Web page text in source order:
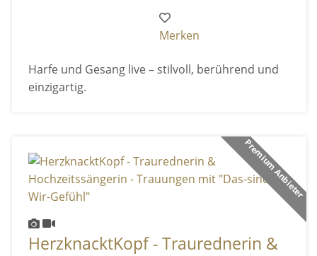
Merken
Harfe und Gesang live – stilvoll, berührend und
einzigartig.
Premium Anbieter
HerzknacktKopf - Traurednerin &